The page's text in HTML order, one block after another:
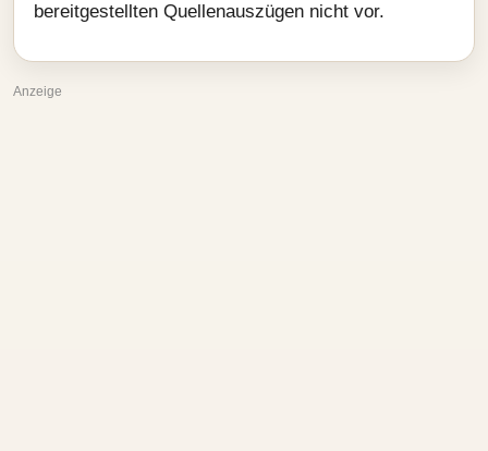
bereitgestellten Quellenauszügen nicht vor.
Anzeige